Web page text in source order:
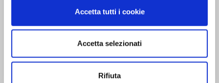
Accetta tutti i cookie
Accetta selezionati
Rifiuta
Strada Vecchia di San Pelajo, 20
31100 - Treviso (TV)
info@aste33.com
Pecaste33@pec.it